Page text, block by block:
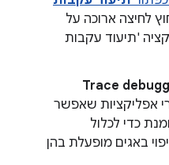
לחיצה ארוכה על
'תיעוד עקבות
Trace
שאפשר
כדי לכלול
באגים מופעלת בהן